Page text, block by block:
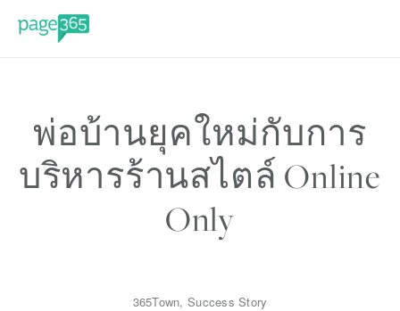
พ่อบ้านยุคใหม่กับการ
บริหารร้านสไตล์ Online
Only
365Town, Success Story